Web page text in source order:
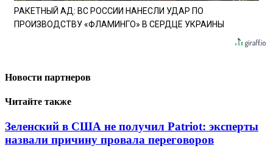
РАКЕТНЫЙ АД: ВС РОССИИ НАНЕСЛИ УДАР ПО
ПРОИЗВОДСТВУ «ФЛАМИНГО» В СЕРДЦЕ УКРАИНЫ
Новости партнеров
Читайте также
Зеленский в США не получил Patriot: эксперты
назвали причину провала переговоров